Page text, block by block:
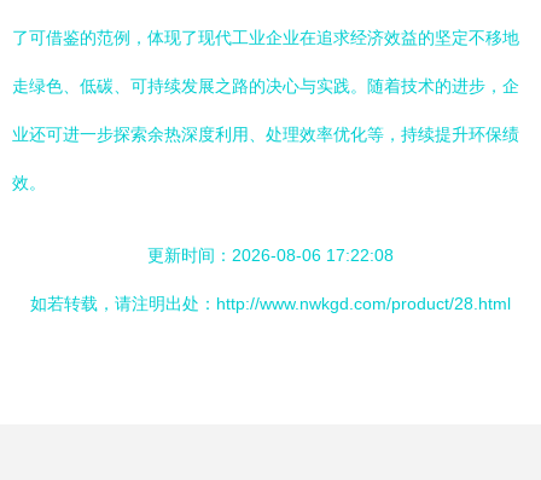
了可借鉴的范例，体现了现代工业企业在追求经济效益的坚定不移地
走绿色、低碳、可持续发展之路的决心与实践。随着技术的进步，企
业还可进一步探索余热深度利用、处理效率优化等，持续提升环保绩
效。
更新时间：2026-08-06 17:22:08
如若转载，请注明出处：http://www.nwkgd.com/product/28.html